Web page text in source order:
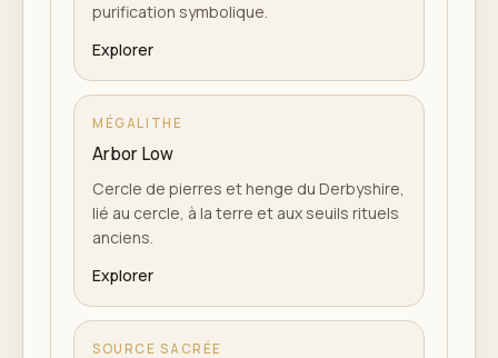
purification symbolique.
Explorer
MÉGALITHE
Arbor Low
Cercle de pierres et henge du Derbyshire,
lié au cercle, à la terre et aux seuils rituels
anciens.
Explorer
SOURCE SACRÉE